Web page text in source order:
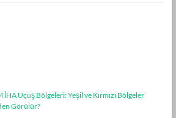
İHA Uçuş Bölgeleri: Yeşil ve Kırmızı Bölgeler
Görülür?